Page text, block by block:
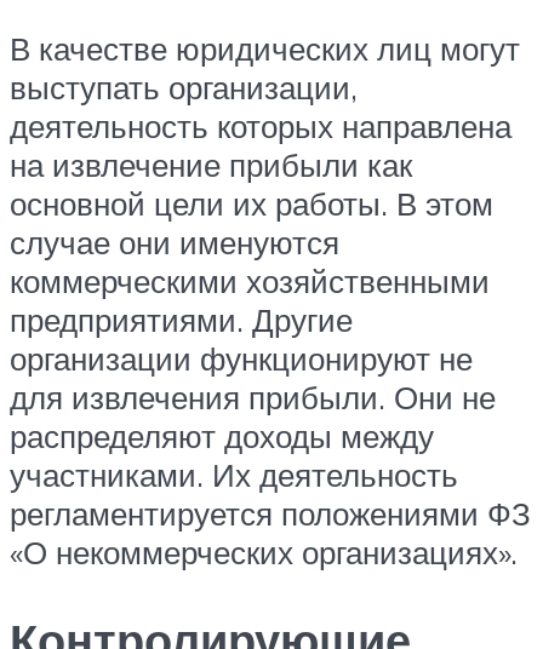
В качестве юридических лиц могут
выступать организации,
деятельность которых направлена
на извлечение прибыли как
основной цели их работы. В этом
случае они именуются
коммерческими хозяйственными
предприятиями. Другие
организации функционируют не
для извлечения прибыли. Они не
распределяют доходы между
участниками. Их деятельность
регламентируется положениями ФЗ
«О некоммерческих организациях».